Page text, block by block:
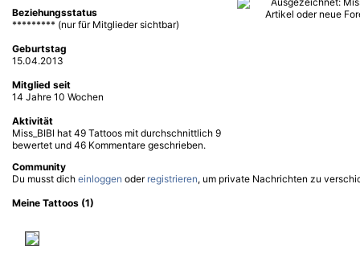
Beziehungsstatus
********* (nur für Mitglieder sichtbar)
Geburtstag
15.04.2013
Mitglied seit
14 Jahre 10 Wochen
Aktivität
Miss_BIBI hat 49 Tattoos mit durchschnittlich 9
bewertet und 46 Kommentare geschrieben.
Community
Du musst dich einloggen oder registrieren, um private Nachrichten zu
Meine Tattoos (1)